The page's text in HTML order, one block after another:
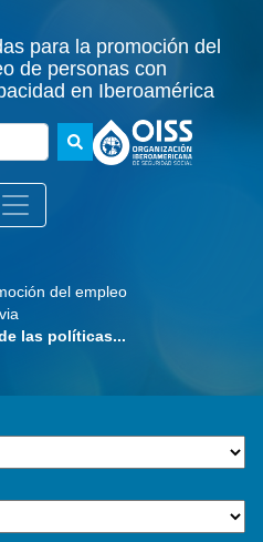
para la promoción del
de personas con
en Iberoamérica
del empleo
las políticas...